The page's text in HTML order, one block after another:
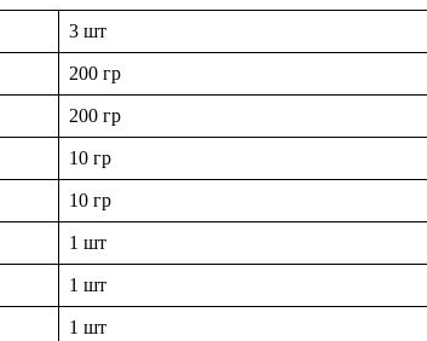
3 шт
200 гр
200 гр
10 гр
10 гр
1 шт
1 шт
1 шт